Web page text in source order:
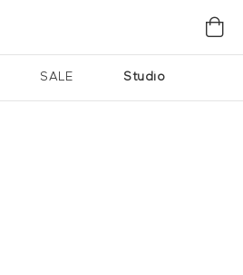
Studio
SALE